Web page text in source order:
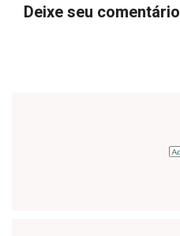
Deixe seu comentário